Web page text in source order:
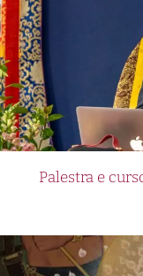
Palestra e